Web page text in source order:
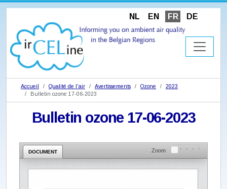
NL EN FR DE
Accueil Qualité de l'air Avertissements Ozone
2023
Bulletin ozone 17-06-2023
Bulletin ozone 17-06-2023
DOCUMENT Zoom